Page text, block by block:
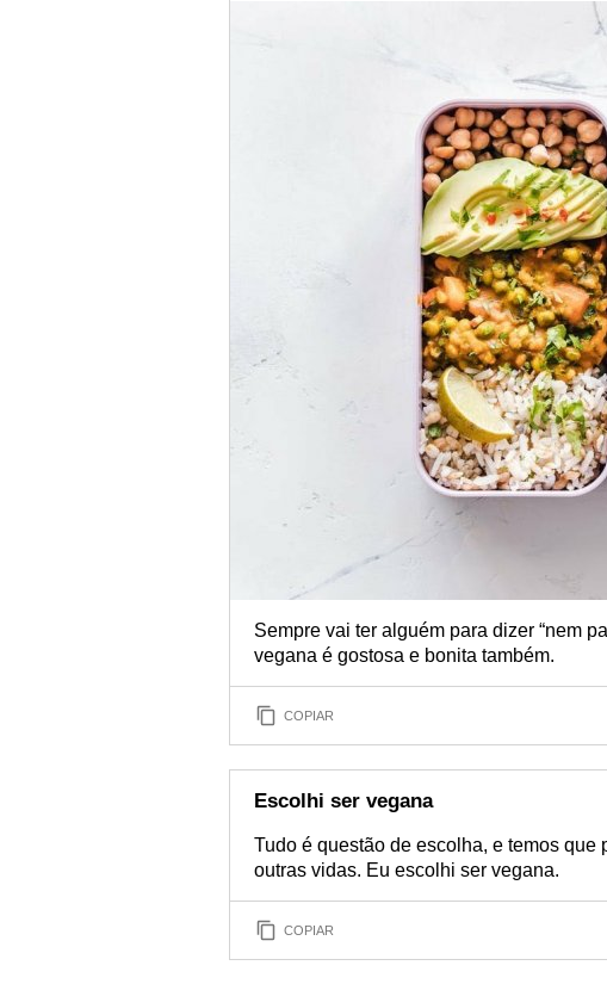
Sempre vai ter alguém para dizer “nem
vegana é gostosa e bonita também.
COPIAR
Escolhi ser vegana
Tudo é questão de escolha, e temos
outras vidas. Eu escolhi ser vegana.
COPIAR